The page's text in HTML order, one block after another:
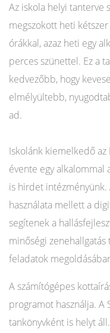
Az iskola helyi tanterve
megszokott heti
órákkal, azaz heti egy
perces szünettel. Ez a
kedvezőbb, hogy
elmélyültebb,
ad.
Iskolánk kiemelkedő az
évente egy
is hirdet intézményünk.
használata mellett a
segítenek a
minőségi zenehallgatás
feladatok
A számítógépes
programot használja. A
tankönyvként is helyt